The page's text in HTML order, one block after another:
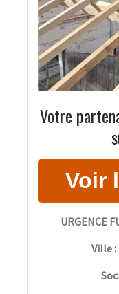
Votre
URGENCE
Ville :